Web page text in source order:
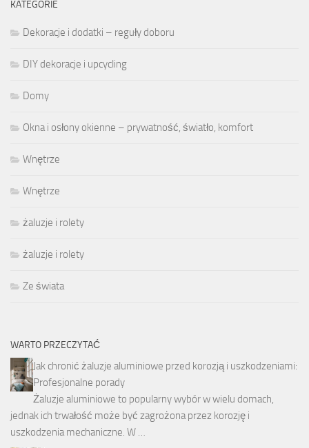
KATEGORIE
Dekoracje i dodatki – reguły doboru
DIY dekoracje i upcycling
Domy
Okna i osłony okienne – prywatność, światło, komfort
Wnętrze
Wnętrze
żaluzje i rolety
żaluzje i rolety
Ze świata
WARTO PRZECZYTAĆ
Jak chronić żaluzje aluminiowe przed korozją i uszkodzeniami:
Profesjonalne porady
Żaluzje aluminiowe to popularny wybór w wielu domach,
jednak ich trwałość może być zagrożona przez korozję i
uszkodzenia mechaniczne. W …